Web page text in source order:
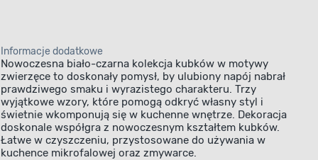
Informacje dodatkowe
Nowoczesna biało-czarna kolekcja kubków w motywy
zwierzęce to doskonały pomysł, by ulubiony napój nabrał
prawdziwego smaku i wyrazistego charakteru. Trzy
wyjątkowe wzory, które pomogą odkryć własny styl i
świetnie wkomponują się w kuchenne wnętrze. Dekoracja
doskonale współgra z nowoczesnym kształtem kubków.
Łatwe w czyszczeniu, przystosowane do używania w
kuchence mikrofalowej oraz zmywarce.